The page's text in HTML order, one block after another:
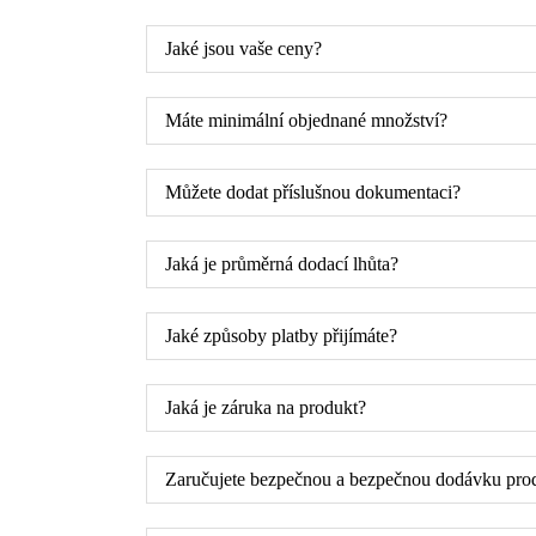
Jaké jsou vaše ceny?
Máte minimální objednané množství?
Můžete dodat příslušnou dokumentaci?
Jaká je průměrná dodací lhůta?
Jaké způsoby platby přijímáte?
Jaká je záruka na produkt?
Zaručujete bezpečnou a bezpečnou dodávku